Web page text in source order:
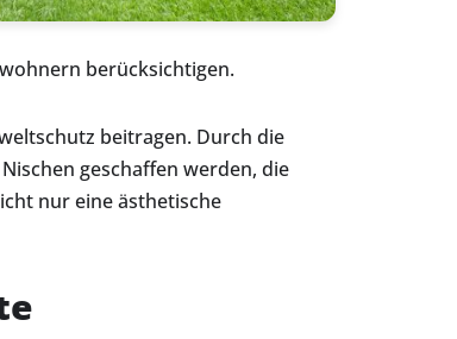
berücksichtigen.
beitragen. Durch die
geschaffen werden, die
nur eine ästhetische